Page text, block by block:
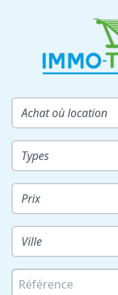
Achat où location
Types
Prix
Ville